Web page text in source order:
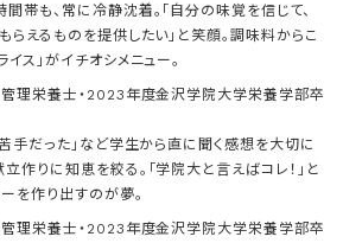
帯も、常に冷静沈着。「自分の味覚を信じて、
らえるものを提供したい」と笑顔。調味料からこ
イス」がイチオシメニュー。
管理栄養士・2023年度金沢学院大学栄養学部卒
苦手だった」など学生から直に聞く感想を大切に
作りに知恵を絞る。「学院大と言えばコレ！」と
を作り出すのが夢。
管理栄養士・2023年度金沢学院大学栄養学部卒